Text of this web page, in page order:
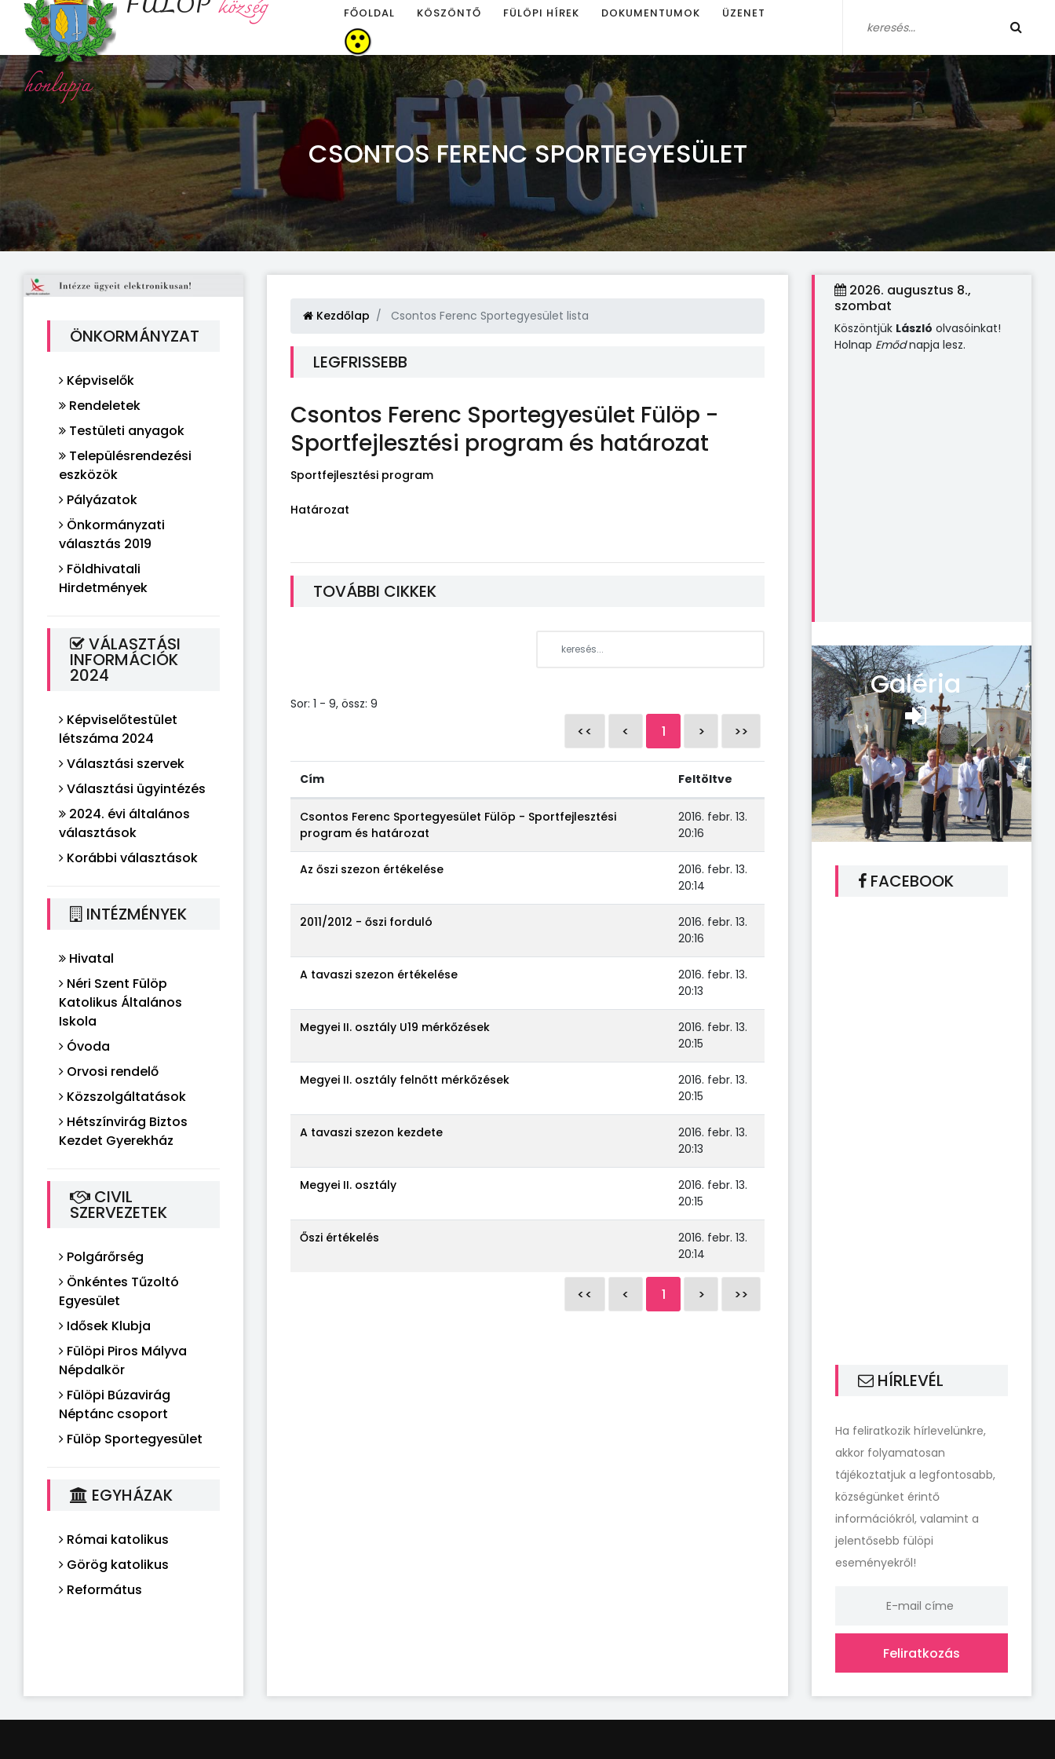
község
honlapja
FŐOLDAL KÖSZÖNTŐ FÜLÖPI HÍREK DOKUMENTUMOK ÜZENET
CSONTOS FERENC SPORTEGYESÜLET
ÖNKORMÁNYZAT
Képviselők
Rendeletek
Testületi anyagok
Településrendezési
eszközök
Pályázatok
Önkormányzati
választás 2019
Földhivatali
Hirdetmények
VÁLASZTÁSI
INFORMÁCIÓK
2024
Képviselőtestület
létszáma 2024
Választási szervek
Választási ügyintézés
2024. évi általános
választások
Korábbi választások
INTÉZMÉNYEK
Hivatal
Néri Szent Fülöp
Katolikus Általános
Iskola
Óvoda
Orvosi rendelő
Közszolgáltatások
Hétszínvirág Biztos
Kezdet Gyerekház
CIVIL
SZERVEZETEK
Polgárőrség
Önkéntes Tűzoltó
Egyesület
Idősek Klubja
Fülöpi Piros Mályva
Népdalkör
Fülöpi Búzavirág
Néptánc csoport
Fülöp Sportegyesület
EGYHÁZAK
Római katolikus
Görög katolikus
Református
Kezdőlap Csontos Ferenc Sportegyesület lista
LEGFRISSEBB
Csontos Ferenc Sportegyesület Fülöp -
Sportfejlesztési program és határozat
Sportfejlesztési program
Határozat
TOVÁBBI CIKKEK
Sor: 1 - 9, össz: 9
<< < 1 > >>
Cím Feltöltve
Csontos Ferenc Sportegyesület Fülöp - Sportfejlesztési
program és határozat
2016. febr. 13.
20:16
Az őszi szezon értékelése
2016. febr. 13.
20:14
2011/2012 - őszi forduló
2016. febr. 13.
20:16
A tavaszi szezon értékelése
2016. febr. 13.
20:13
Megyei II. osztály U19 mérkőzések
2016. febr. 13.
20:15
Megyei II. osztály felnőtt mérkőzések
2016. febr. 13.
20:15
A tavaszi szezon kezdete
2016. febr. 13.
20:13
Megyei II. osztály
2016. febr. 13.
20:15
Őszi értékelés
2016. febr. 13.
20:14
<< < 1 > >>
2026. augusztus 8.,
szombat
Köszöntjük László olvasóinkat!
Holnap Emődnapja lesz.
Galéria
FACEBOOK
HÍRLEVÉL
Ha feliratkozik hírlevelünkre,
akkor folyamatosan
tájékoztatjuk a legfontosabb,
községünket érintő
információkról, valamint a
jelentősebb fülöpi
eseményekről!
Feliratkozás